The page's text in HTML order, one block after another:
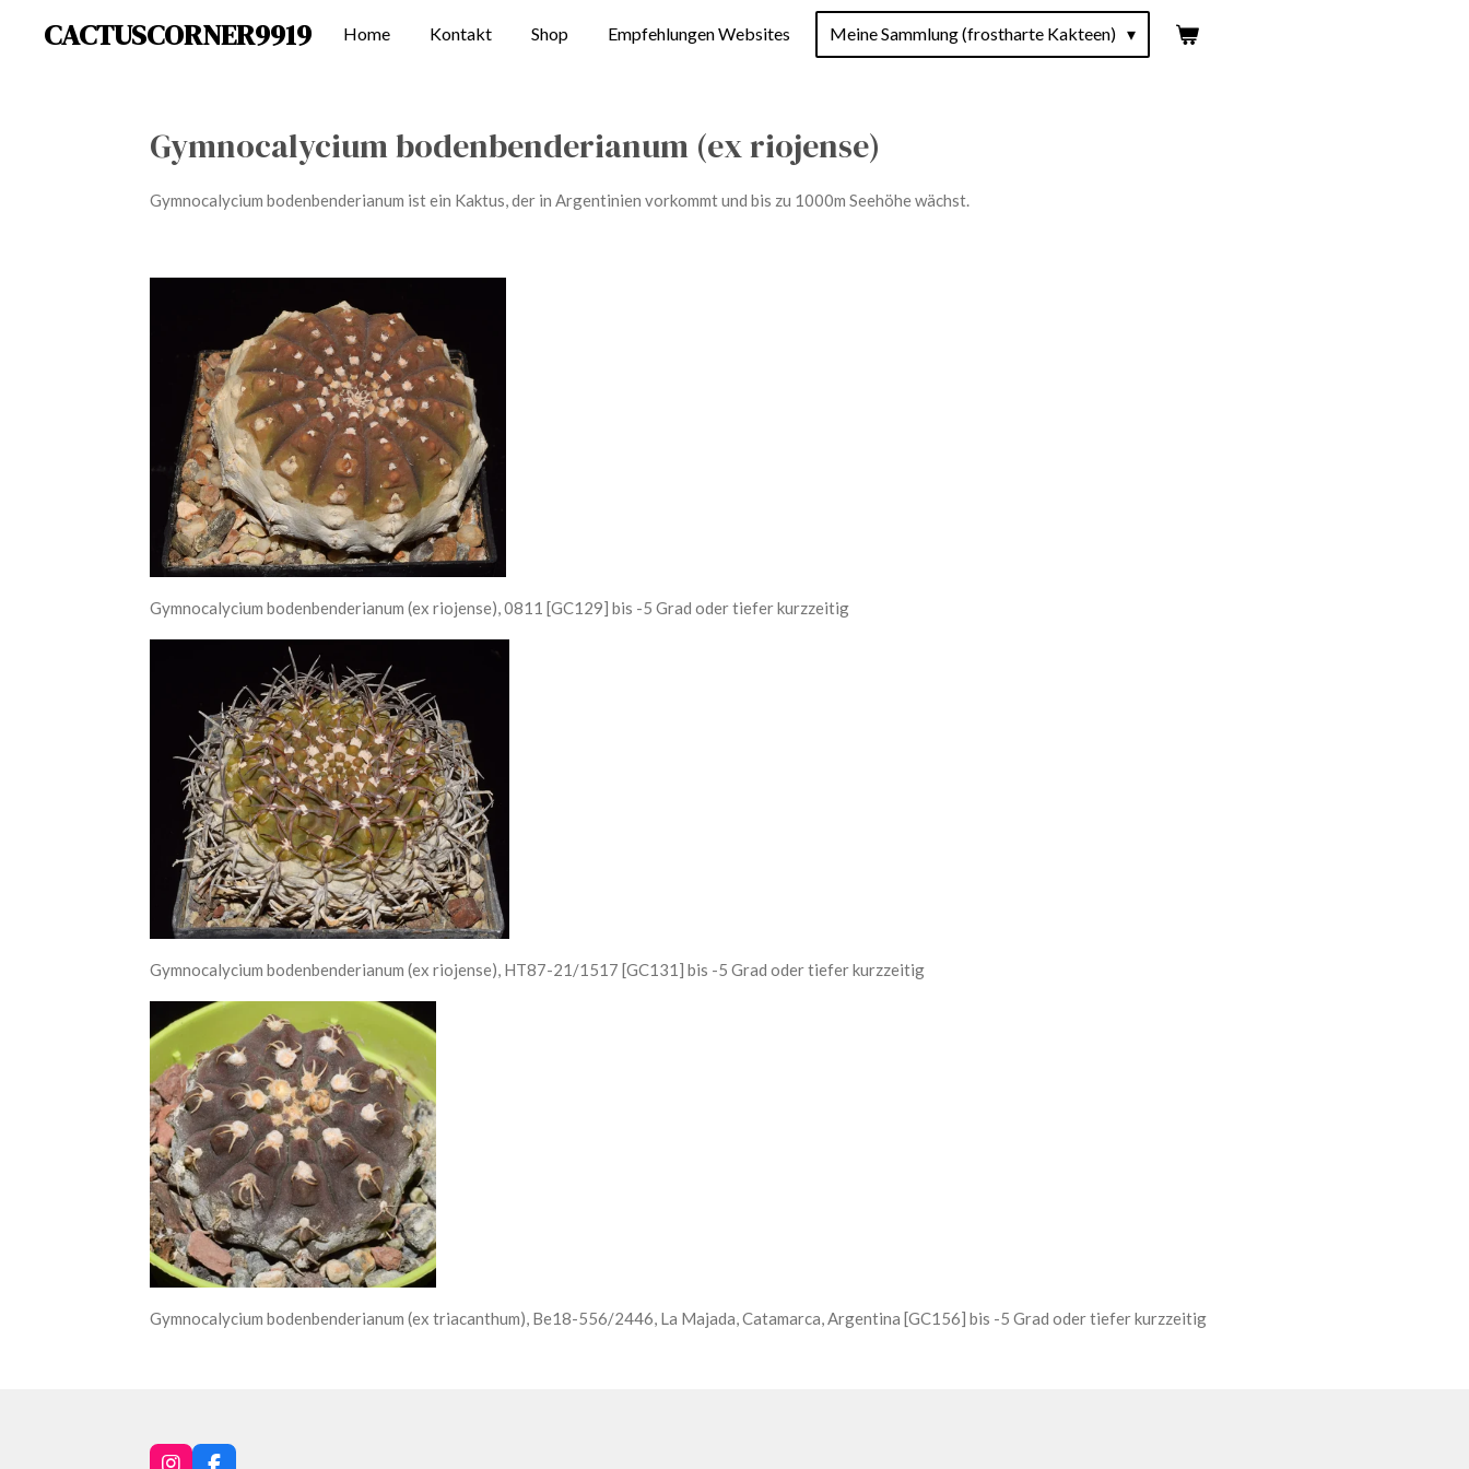
CACTUSCORNER9919 Home Kontakt Shop Empfehlungen Websites Meine Sammlung (frostharte Kakteen)
Gymnocalycium bodenbenderianum (ex riojense)
Gymnocalycium bodenbenderianum ist ein Kaktus, der in Argentinien vorkommt und bis zu 1000m Seehöhe wächst.
Gymnocalycium bodenbenderianum (ex riojense), 0811 [GC129] bis -5 Grad oder tiefer kurzzeitig
Gymnocalycium bodenbenderianum (ex riojense), HT87-21/1517 [GC131] bis -5 Grad oder tiefer kurzzeitig
Gymnocalycium bodenbenderianum (ex triacanthum), Be18-556/2446, La Majada, Catamarca, Argentina [GC156] bis -5 Grad oder tiefer kurzzeitig